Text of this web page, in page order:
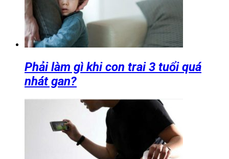
Phải làm gì khi con trai 3 tuổi quá
nhát gan?